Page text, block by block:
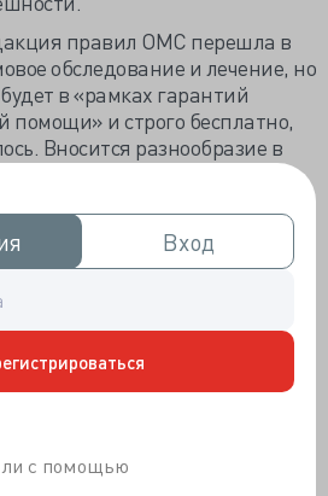
Вход
Вход
с помощью
правил ОМС перешла в
обследование и лечение, но
в «рамках гарантий
помощи» и строго бесплатно,
Вносится разнообразие в
застрахованному
что оплачивать работу
пределах, установленных
территориальных программ
делать для пациента всё
в каком-либо виде - это по
риска затрат, связанных с
принципам и логике